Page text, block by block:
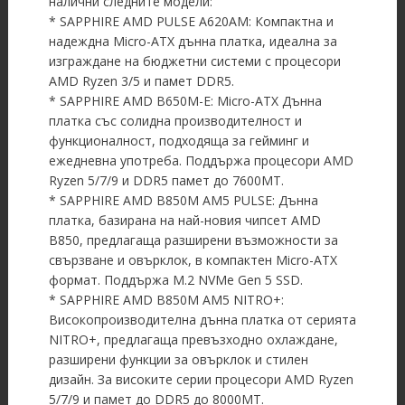
* SAPPHIRE AMD PULSE A620AM: Компактна и
надеждна Micro-ATX дънна платка, идеална за
изграждане на бюджетни системи с процесори
AMD Ryzen 3/5 и памет DDR5.
* SAPPHIRE AMD B650M-E: Micro-ATX Дънна
платка със солидна производителност и
функционалност, подходяща за гейминг и
ежедневна употреба. Поддържа процесори AMD
Ryzen 5/7/9 и DDR5 памет до 7600МТ.
* SAPPHIRE AMD B850M AM5 PULSE: Дънна
платка, базирана на най-новия чипсет AMD
B850, предлагаща разширени възможности за
свързване и овърклок, в компактен Micro-ATX
формат. Поддържа M.2 NVMe Gen 5 SSD.
* SAPPHIRE AMD B850M AM5 NITRO+:
Високопроизводителна дънна платка от серията
NITRO+, предлагаща превъзходно охлаждане,
разширени функции за овърклок и стилен
дизайн. За високите серии процесори AMD Ryzen
5/7/9 и памет до DDR5 до 8000МТ.